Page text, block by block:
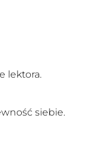
lektora.
siebie.